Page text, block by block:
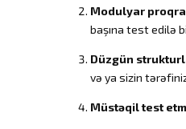
Modulyar
başına test edilə
Düzgün
və ya sizin
Müstəqil test